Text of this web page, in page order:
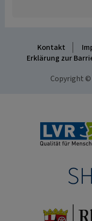
Kontakt
Erklärung zur
Copyright ©